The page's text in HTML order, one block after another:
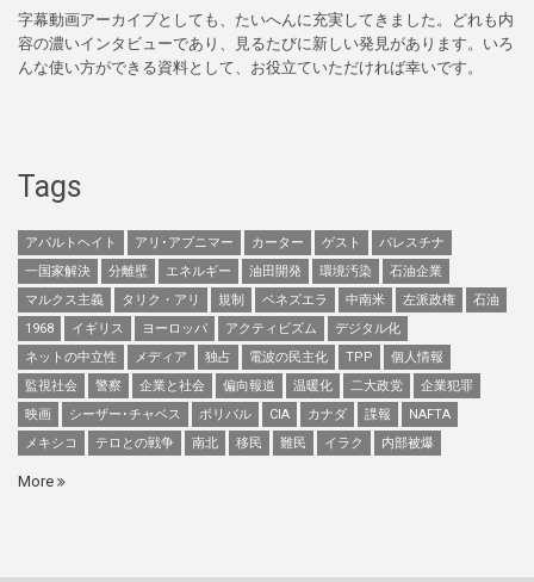
字幕動画アーカイブとしても、たいへんに充実してきました。どれも内
容の濃いインタビューであり、見るたびに新しい発見があります。いろ
んな使い方ができる資料として、お役立ていただければ幸いです。
Tags
アパルトヘイト アリ･アブニマー カーター ゲスト
パレスチナ
一国家解決
分離壁 エネルギー 油田開発 環境汚染
石油企業
マルクス主義
タリク・アリ 規制 ベネズエラ 中南米 左派政権
石油
1968
イギリス ヨーロッパ アクティビズム
デジタル化
ネットの中立性
メディア 独占 電波の民主化 TPP
個人情報
監視社会
警察 企業と社会 偏向報道 温暖化 二大政党
企業犯罪
映画
シーザー･チャベス ボリバル CIA カナダ 諜報
NAFTA
メキシコ
テロとの戦争 南北 移民 難民 イラク 内部被爆
More